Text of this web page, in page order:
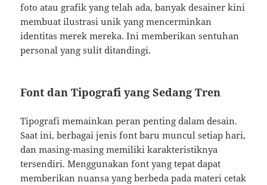
foto atau grafik yang telah ada, banyak desainer kini
membuat ilustrasi unik yang mencerminkan
identitas merek mereka. Ini memberikan sentuhan
personal yang sulit ditandingi.
Font dan Tipografi yang Sedang Tren
Tipografi memainkan peran penting dalam desain.
Saat ini, berbagai jenis font baru muncul setiap hari,
dan masing-masing memiliki karakteristiknya
tersendiri. Menggunakan font yang tepat dapat
memberikan nuansa yang berbeda pada materi cetak